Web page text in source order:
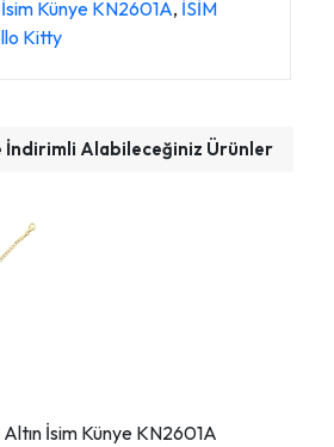
Künye KN2601A, İSİM
Kitty
İndirimli Alabileceğiniz Ürünler
İsim Künye KN2601A